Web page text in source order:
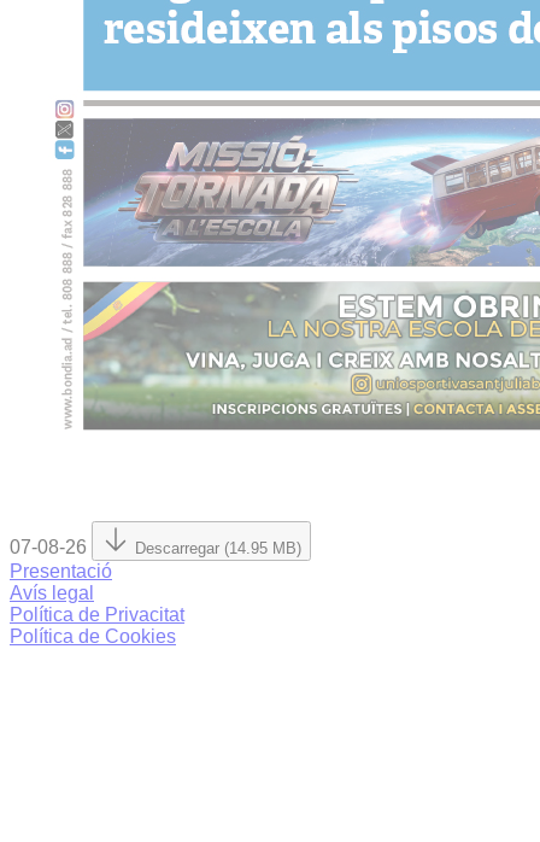
07-08-26 Descarregar (14.95 MB)
Presentació
Avís legal
Política de Privacitat
Política de Cookies